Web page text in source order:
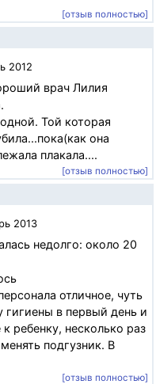
[отзыв полностью]
2012
врач Лилия
Той которая
она
плакала....
[отзыв полностью]
2013
недолго: около 20
отличное, чуть
гигиены в первый день и
ребенку, несколько раз
подгузник. В
[отзыв полностью]